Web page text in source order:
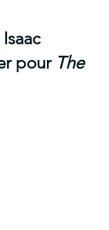
pour The